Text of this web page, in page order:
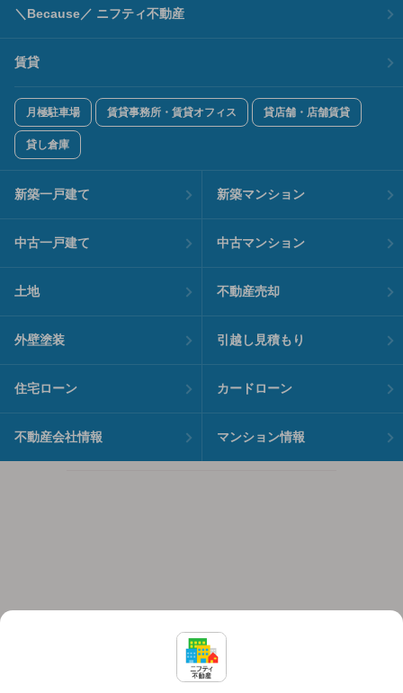
＼Because／ ニフティ不動産
賃貸
月極駐車場 賃貸事務所・賃貸オフィス 貸店舗・店舗賃貸
貸し倉庫
新築一戸建て 新築マンション
中古一戸建て 中古マンション
土地 不動産売却
外壁塗装 引越し見積もり
住宅ローン カードローン
不動産会社情報 マンション情報